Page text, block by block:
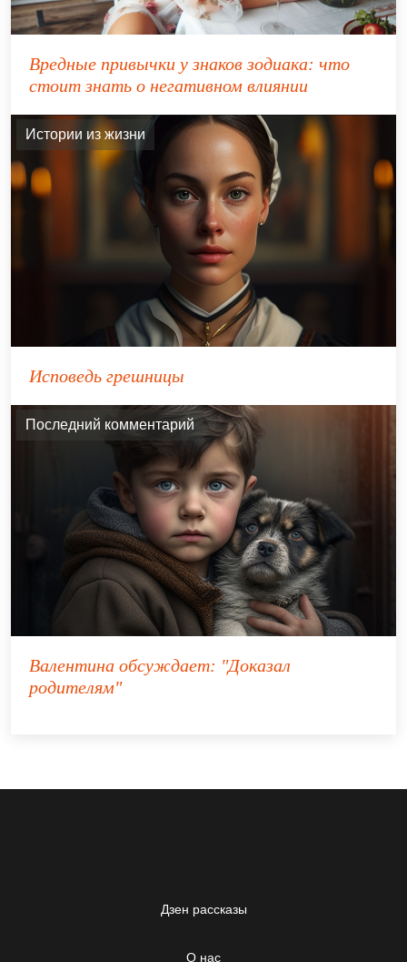
Вредные привычки у знаков зодиака: что
стоит знать о негативном влиянии
Истории из жизни
Исповедь грешницы
Последний комментарий
Валентина обсуждает: "Доказал
родителям"
Дзен рассказы
О нас